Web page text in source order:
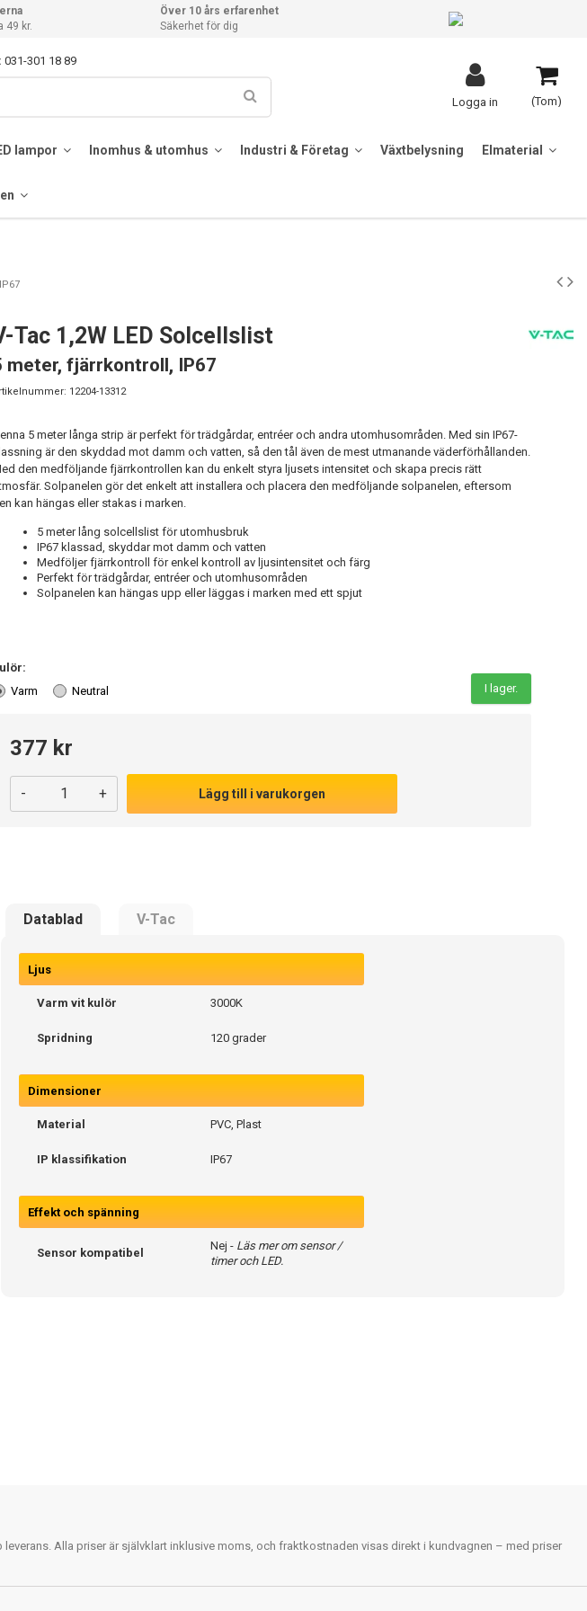
49 kr.
Över 10 års erfarenhet
Säkerhet för dig
031-301 18 89
(Tom)
Logga in
lampor Inomhus & utomhus Industri & Företag Växtbelysning Elmaterial
Tac 1,2W LED Solcellslist
meter, fjärrkontroll, IP67
12204-13312
5 meter långa strip är perfekt för trädgårdar, entréer och andra utomhusområden. Med sin IP67-
är den skyddad mot damm och vatten, så den tål även de mest utmanande väderförhållanden.
den medföljande fjärrkontrollen kan du enkelt styra ljusets intensitet och skapa precis rätt
Solpanelen gör det enkelt att installera och placera den medföljande solpanelen, eftersom
kan hängas eller stakas i marken.
5 meter lång solcellslist för utomhusbruk
IP67 klassad, skyddar mot damm och vatten
Medföljer fjärrkontroll för enkel kontroll av ljusintensitet och färg
Perfekt för trädgårdar, entréer och utomhusområden
Solpanelen kan hängas upp eller läggas i marken med ett spjut
Varm
Neutral I lager.
377 kr
- + Lägg till i varukorgen
Datablad V-Tac
Ljus
Varm vit kulör 3000K
Spridning 120 grader
Dimensioner
Material PVC, Plast
IP klassifikation IP67
Effekt och spänning
Sensor kompatibel
Nej - Läs mer om sensor /
timer och LED.
Alla priser är självklart inklusive moms, och fraktkostnaden visas direkt i kundvagnen – med priser